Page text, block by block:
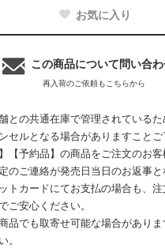
お気に入り
この商品について問い合
再入荷のご依頼もこちらから
との共通在庫で管理されているた
セルとなる場合がありますことご
【予約品】の商品をご注文のお客
のご連絡が発売日当日のお返事
トカードにてお支払の場合も、
ご安心ください。
品でも取寄せ可能な場合がありま
。